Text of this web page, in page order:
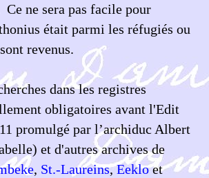
ne sera pas facile pour
était parmi les réfugiés ou
revenus.
dans les registres
obligatoires avant l'Edit
promulgé par l’archiduc Albert
et d'autres archives de
, St.-Laureins,Eekloet